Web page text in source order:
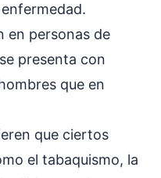
en personas de
presenta con
que en
que ciertos
el tabaquismo, la